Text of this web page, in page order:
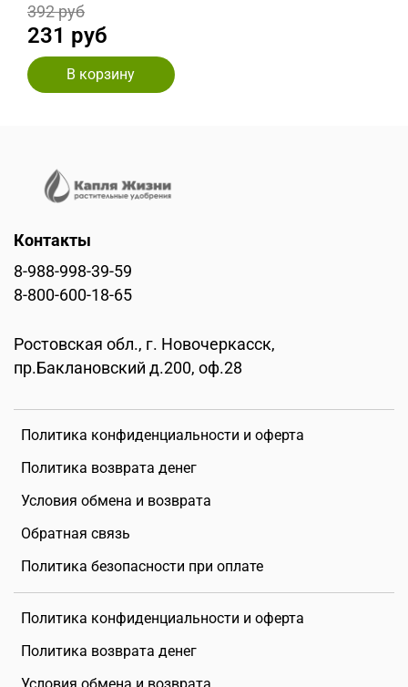
392 руб
231 руб
В корзину
Политика конфиденциальности и оферта
Политика возврата денег
Условия обмена и возврата
Обратная связь
Политика безопасности при оплате
Политика конфиденциальности и оферта
Политика возврата денег
Контакты
8-988-998-39-59
8-800-600-18-65
Ростовская обл., г. Новочеркасск,
пр.Баклановский д.200, оф.28